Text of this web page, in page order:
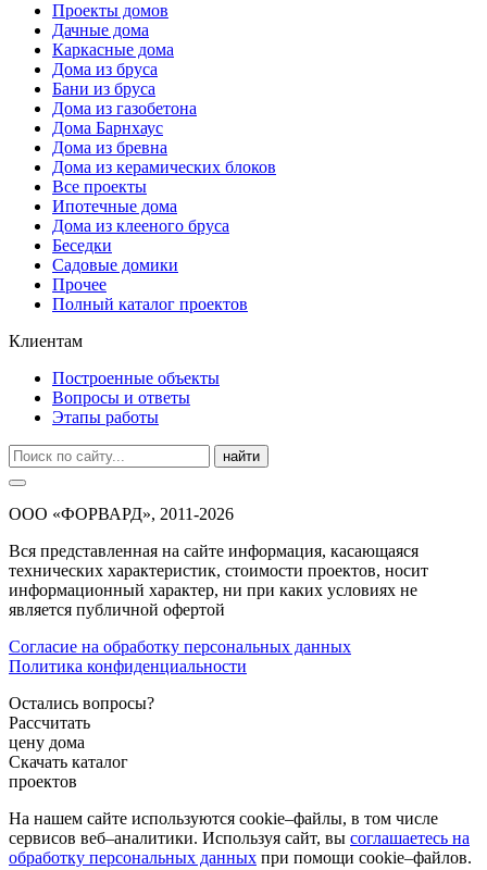
Проекты домов
Дачные дома
Каркасные дома
Дома из бруса
Бани из бруса
Дома из газобетона
Дома Барнхаус
Дома из бревна
Дома из керамических блоков
Все проекты
Ипотечные дома
Дома из клееного бруса
Беседки
Садовые домики
Прочее
Полный каталог проектов
Клиентам
Построенные объекты
Вопросы и ответы
Этапы работы
найти
ООО «ФОРВАРД», 2011-2026
Вся представленная на сайте информация, касающаяся
технических характеристик, стоимости проектов, носит
информационный характер, ни при каких условиях не
является публичной офертой
Согласие на обработку персональных данных
Политика конфиденциальности
Остались вопросы?
Рассчитать
цену дома
Скачать каталог
проектов
На нашем сайте используются cookie–файлы, в том числе
сервисов веб–аналитики. Используя сайт, вы соглашаетесь на
обработку персональных данных при помощи cookie–файлов.